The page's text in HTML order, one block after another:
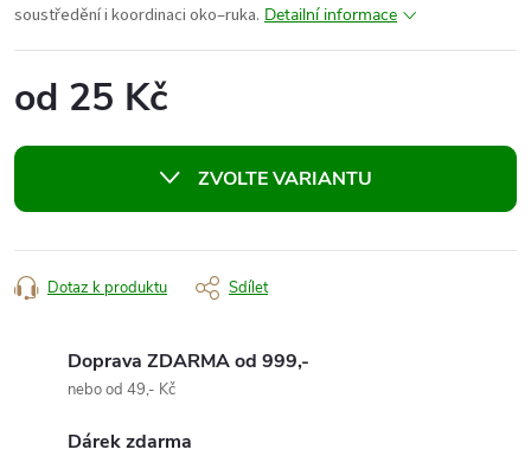
soustředění i koordinaci oko–ruka. Detailní informace
od 25 Kč
cena:
ZVOLTE VARIANTU
Dotaz k produktu Sdílet
Doprava ZDARMA od 999,-
nebo od 49,- Kč
Dárek zdarma